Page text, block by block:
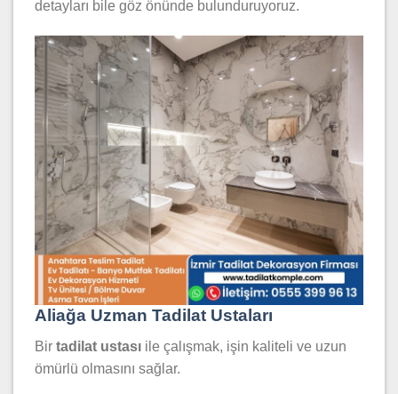
detayları bile göz önünde bulunduruyoruz.
Aliağa Uzman Tadilat Ustaları
Bir tadilat ustası ile çalışmak, işin kaliteli ve uzun
ömürlü olmasını sağlar.